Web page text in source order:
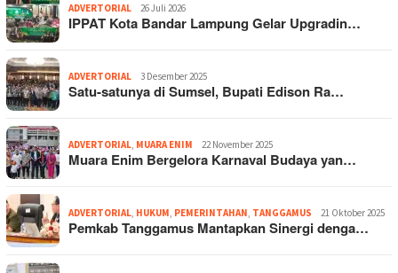
ADVERTORIAL 26 Juli 2026
IPPAT Kota Bandar Lampung Gelar Upgradin…
ADVERTORIAL 3 Desember 2025
Satu-satunya di Sumsel, Bupati Edison Ra…
ADVERTORIAL MUARA ENIM 22 November 2025
Muara Enim Bergelora Karnaval Budaya yan…
ADVERTORIAL HUKUM PEMERINTAHAN TANGGAMUS 21 Oktober 2025
Pemkab Tanggamus Mantapkan Sinergi denga…